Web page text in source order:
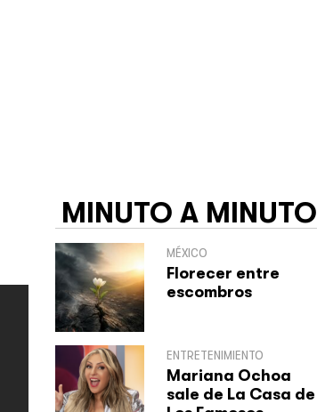
MINUTO A MINUTO
MÉXICO
Florecer entre
escombros
ENTRETENIMIENTO
Mariana Ochoa
sale de La Casa de